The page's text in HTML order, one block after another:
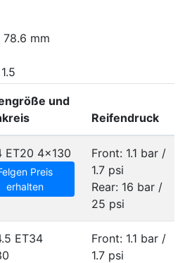
mm
und
Reifendruck
ET20 4x130
Preis
erhalten
Front: 1.1 bar /
1.7 psi
Rear: 16 bar /
25 psi
ET34
Front: 1.1 bar /
1.7 psi